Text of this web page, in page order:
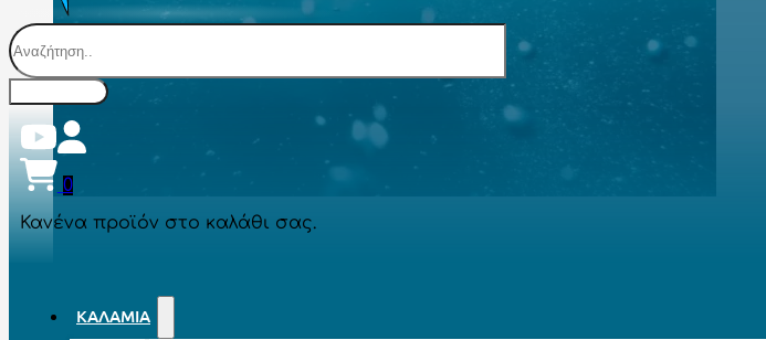
Αναζήτηση
0
Κανένα προϊόν στο καλάθι σας.
ΚΑΛΆΜΙΑ